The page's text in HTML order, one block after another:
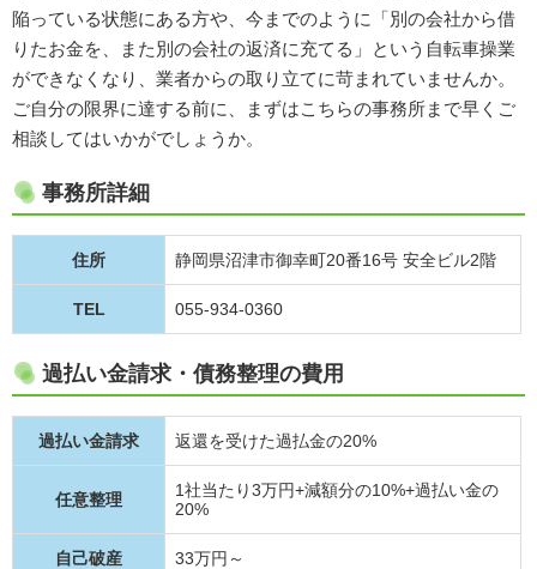
陥っている状態にある方や、今までのように「別の会社から借
りたお金を、また別の会社の返済に充てる」という自転車操業
ができなくなり、業者からの取り立てに苛まれていませんか。
ご自分の限界に達する前に、まずはこちらの事務所まで早くご
相談してはいかがでしょうか。
事務所詳細
住所 静岡県沼津市御幸町20番16号 安全ビル2階
TEL 055-934-0360
過払い金請求・債務整理の費用
過払い金請求 返還を受けた過払金の20%
任意整理
1社当たり3万円+減額分の10%+過払い金の
20%
自己破産 33万円～